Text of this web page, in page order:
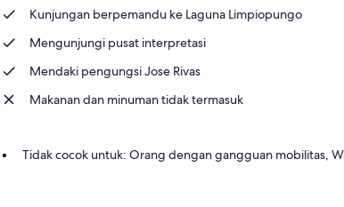
Kunjungan berpemandu ke Laguna Limpiopungo
Mengunjungi pusat interpretasi
Mendaki pengungsi Jose Rivas
Makanan dan minuman tidak termasuk
Tidak cocok untuk: Orang dengan gangguan mobilitas,